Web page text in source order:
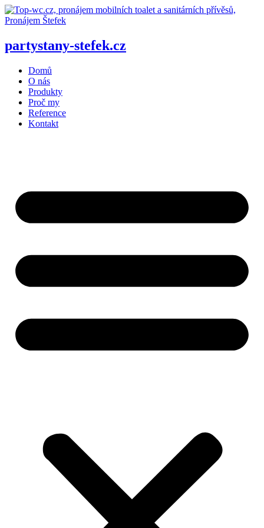
Přejít
k
partystany-stefek.cz
Domů
O nás
Produkty
Proč my
Reference
Kontakt